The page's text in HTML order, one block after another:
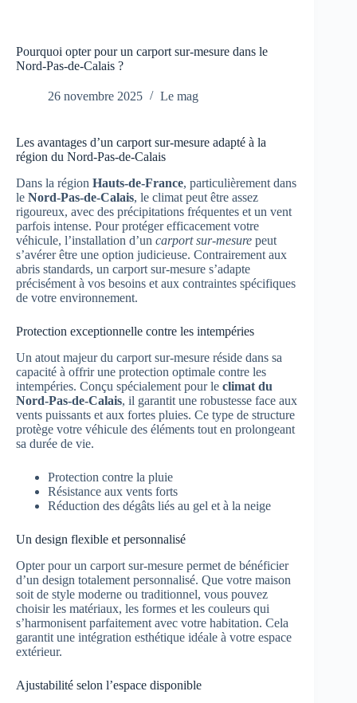
Pourquoi opter pour un carport sur‑mesure dans le
Nord‑Pas‑de‑Calais ?
26 novembre 2025 Le mag
Les avantages d’un carport sur-mesure adapté à la
région du Nord-Pas-de-Calais
Dans la région Hauts-de-France, particulièrement dans
le Nord-Pas-de-Calais, le climat peut être assez
rigoureux, avec des précipitations fréquentes et un vent
parfois intense. Pour protéger efficacement votre
véhicule, l’installation d’un carport sur-mesure peut
s’avérer être une option judicieuse. Contrairement aux
abris standards, un carport sur-mesure s’adapte
précisément à vos besoins et aux contraintes spécifiques
de votre environnement.
Protection exceptionnelle contre les intempéries
Un atout majeur du carport sur-mesure réside dans sa
capacité à offrir une protection optimale contre les
intempéries. Conçu spécialement pour le climat du
Nord-Pas-de-Calais, il garantit une robustesse face aux
vents puissants et aux fortes pluies. Ce type de structure
protège votre véhicule des éléments tout en prolongeant
sa durée de vie.
Protection contre la pluie
Résistance aux vents forts
Réduction des dégâts liés au gel et à la neige
Un design flexible et personnalisé
Opter pour un carport sur-mesure permet de bénéficier
d’un design totalement personnalisé. Que votre maison
soit de style moderne ou traditionnel, vous pouvez
choisir les matériaux, les formes et les couleurs qui
s’harmonisent parfaitement avec votre habitation. Cela
garantit une intégration esthétique idéale à votre espace
extérieur.
Ajustabilité selon l’espace disponible